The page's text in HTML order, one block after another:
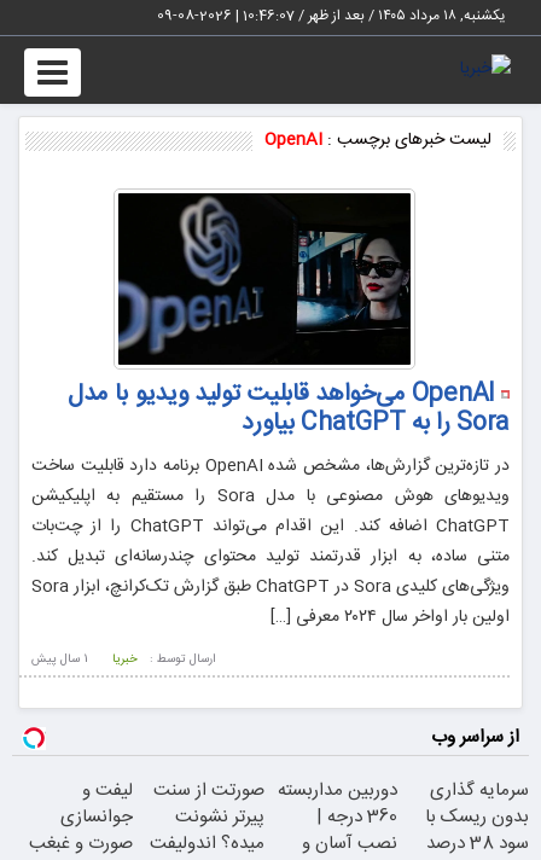
یکشنبه, ۱۸ مرداد ۱۴۰۵ / بعد از ظهر / 10:46:08
|
2026-08-09
Toggle
لیست خبرهای برچسب : OpenAI
OpenAI می‌خواهد قابلیت تولید ویدیو با مدل
Sora را به ChatGPT بیاورد
در تازه‌ترین گزارش‌ها، مشخص شده OpenAI برنامه دارد قابلیت ساخت
ویدیوهای هوش مصنوعی با مدل Sora را مستقیم به اپلیکیشن
ChatGPT اضافه کند. این اقدام می‌تواند ChatGPT را از چت‌بات
متنی ساده، به ابزار قدرتمند تولید محتوای چندرسانه‌ای تبدیل کند.
ویژگی‌های کلیدی Sora در ChatGPT طبق گزارش تک‌کرانچ، ابزار Sora
اولین بار اواخر سال ۲۰۲۴ معرفی […]
1 سال پيش ارسال توسط : خبریا
از سراسر وب
سرمایه گذاری
بدون ریسک با
سود 38 درصد
دوربین مداربسته
360 درجه |
نصب آسان و
صورتت از سنت
پیرتر نشونت
میده؟ اندولیفت
لیفت و
جوانسازی
صورت و غبغب